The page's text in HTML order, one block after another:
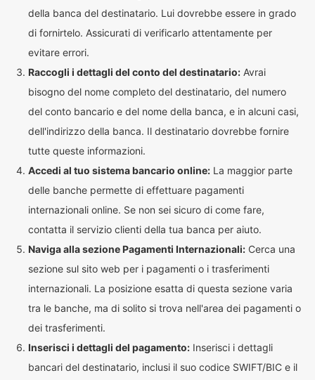
della banca del destinatario. Lui dovrebbe essere in grado
di fornirtelo. Assicurati di verificarlo attentamente per
evitare errori.
Raccogli i dettagli del conto del destinatario: Avrai
bisogno del nome completo del destinatario, del numero
del conto bancario e del nome della banca, e in alcuni casi,
dell'indirizzo della banca. Il destinatario dovrebbe fornire
tutte queste informazioni.
Accedi al tuo sistema bancario online: La maggior parte
delle banche permette di effettuare pagamenti
internazionali online. Se non sei sicuro di come fare,
contatta il servizio clienti della tua banca per aiuto.
Naviga alla sezione Pagamenti Internazionali: Cerca una
sezione sul sito web per i pagamenti o i trasferimenti
internazionali. La posizione esatta di questa sezione varia
tra le banche, ma di solito si trova nell'area dei pagamenti o
dei trasferimenti.
Inserisci i dettagli del pagamento: Inserisci i dettagli
bancari del destinatario, inclusi il suo codice SWIFT/BIC e il